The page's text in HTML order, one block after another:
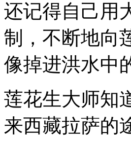
还记得自己用
制，不断地向
像掉进洪水中
莲花生大师知
来西藏拉萨的